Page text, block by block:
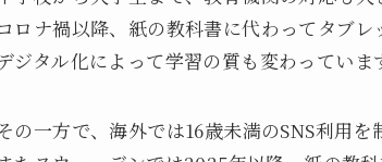
ロナ禍以降、紙の教科書に代わってタブレ
ジタル化によって学習の質も変わっていま
の一方で、海外では16歳未満のSNS利用を